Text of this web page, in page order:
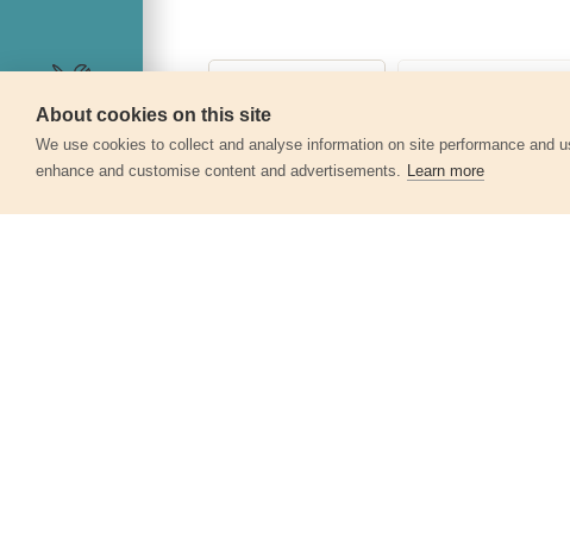
Szerviz
About cookies on this site
We use cookies to collect and analyse information on site performance and
enhance and customise content and advertisements. Learn more